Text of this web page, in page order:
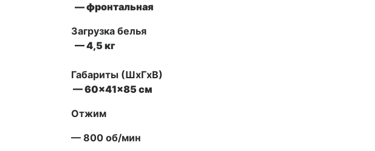
— фронтальная
Загрузка белья
— 4,5 кг
Габариты (ШxГxВ)
—60x41x85 см
Отжим
— 800 об/мин